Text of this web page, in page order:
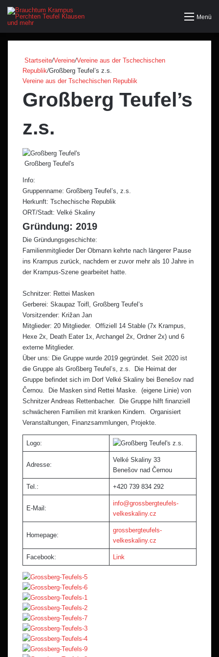
Menü
Startseite/Vereine/Vereine aus der Tschechischen
Republik/Großberg Teufel’s z.s.
Vereine aus der Tschechischen Republik
Großberg Teufel’s
z.s.
Großberg Teufel's
Info:
Gruppenname: Großberg Teufel’s, z.s.
Herkunft: Tschechische Republik
ORT/Stadt: Velké Skaliny
Gründung: 2019
Die Gründungsgeschichte:
Familienmitglieder Der Obmann kehrte nach längerer Pause
ins Krampus zurück, nachdem er zuvor mehr als 10 Jahre in
der Krampus-Szene gearbeitet hatte.
Schnitzer: Rettei Masken
Gerberei: Skaupaz Toifl, Großberg Teufel’s
Vorsitzender: Križan Jan
Mitglieder: 20 Mitglieder. Offiziell 14 Stable (7x Krampus,
Hexe 2x, Death Eater 1x, Archangel 2x, Ordner 2x) und 6
externe Mitglieder.
Über uns: Die Gruppe wurde 2019 gegründet. Seit 2020 ist
die Gruppe als Großberg Teufel’s, z.s. Die Heimat der
Gruppe befindet sich im Dorf Velké Skaliny bei Benešov nad
Černou. Die Masken sind Rettei Maske. (eigene Linie) von
Schnitzer Andreas Rettenbacher. Die Gruppe hilft finanziell
schwächeren Familien mit kranken Kindern. Organisiert
Veranstaltungen, Finanzsammlungen, Projekte.
Logo:
Adresse:
Velké Skaliny 33
Benešov nad Černou
Tel.: +420 739 834 292
E-Mail:
info@grossbergteufels-
velkeskaliny.cz
Homepage:
grossbergteufels-
velkeskaliny.cz
Facebook: Link